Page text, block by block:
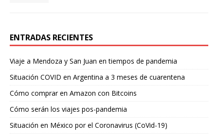
ENTRADAS RECIENTES
Viaje a Mendoza y San Juan en tiempos de pandemia
Situación COVID en Argentina a 3 meses de cuarentena
Cómo comprar en Amazon con Bitcoins
Cómo serán los viajes pos-pandemia
Situación en México por el Coronavirus (CoVid-19)